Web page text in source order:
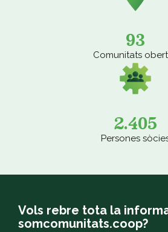
93
Comunitats
2.405
Persones
Vols rebre tota la
somcomunitats.coop?